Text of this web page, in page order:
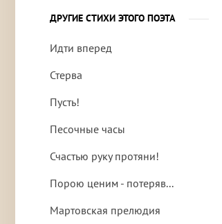
ДРУГИЕ СТИХИ ЭТОГО ПОЭТА
Идти вперед
Стерва
Пусть!
Песочные часы
Счастью руку протяни!
Порою ценим - потеряв...
Мартовская прелюдия